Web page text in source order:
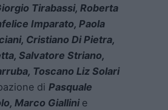
Tirabassi, Roberta
Imparato, Paola
Cristiano Di Pietra,
Salvatore Striano,
Toscano Liz Solari
di Pasquale
Marco Giallinie